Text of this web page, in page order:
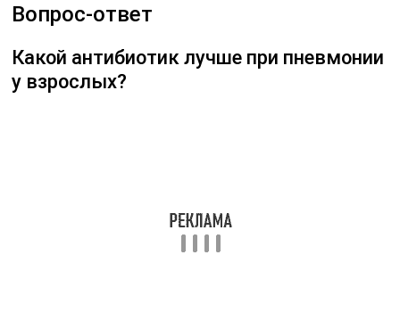
Вопрос-ответ
Какой антибиотик лучше при пневмонии
у взрослых?